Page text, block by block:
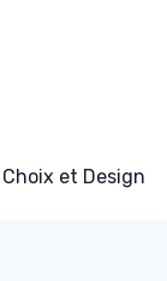
Choix et Design